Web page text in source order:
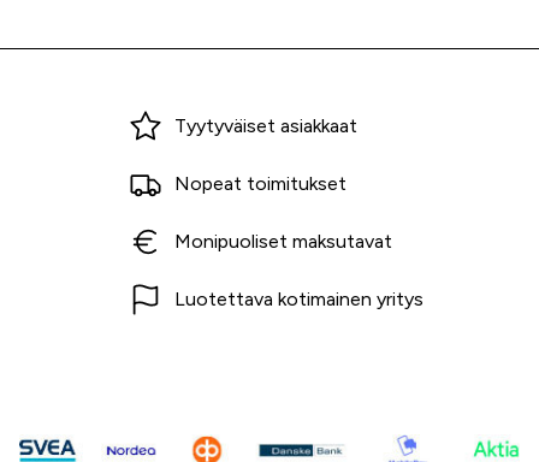
Miksi ostaa Tarvikekeskuksesta?
Tyytyväiset asiakkaat
Nopeat toimitukset
Monipuoliset maksutavat
Luotettava kotimainen yritys